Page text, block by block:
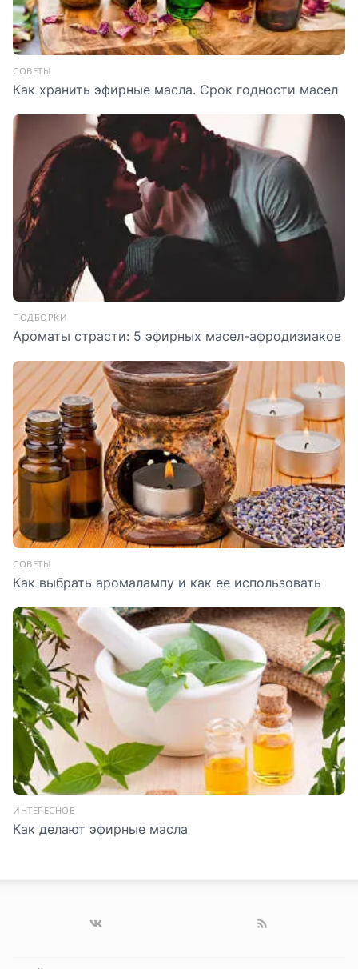
СОВЕТЫ
Как хранить эфирные масла. Срок годности масел
ПОДБОРКИ
Ароматы страсти: 5 эфирных масел-афродизиаков
СОВЕТЫ
Как выбрать аромалампу и как ее использовать
ИНТЕРЕСНОЕ
Как делают эфирные масла